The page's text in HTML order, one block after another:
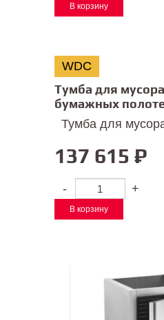
В корзину
WDC
Тумба для
бумажных
Тумба для
137 615 ₽
- +
В корзину